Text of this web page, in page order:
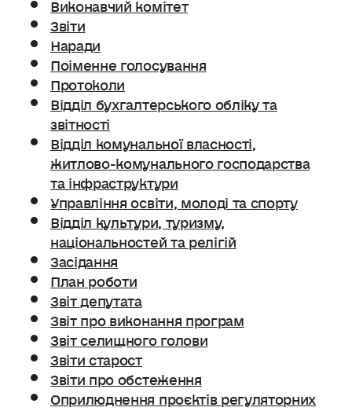
Звіти
Наради
Поіменне голосування
Протоколи
Відділ бухгалтерського обліку та
звітності
Відділ комунальної власності,
житлово-комунального господарства
та інфраструктури
Управління освіти, молоді та спорту
Відділ культури, туризму,
національностей та релігій
Засідання
План роботи
Звіт депутата
Звіт про виконання програм
Звіт селищного голови
Звіти старост
Звіти про обстеження
Оприлюднення проєктів регуляторних